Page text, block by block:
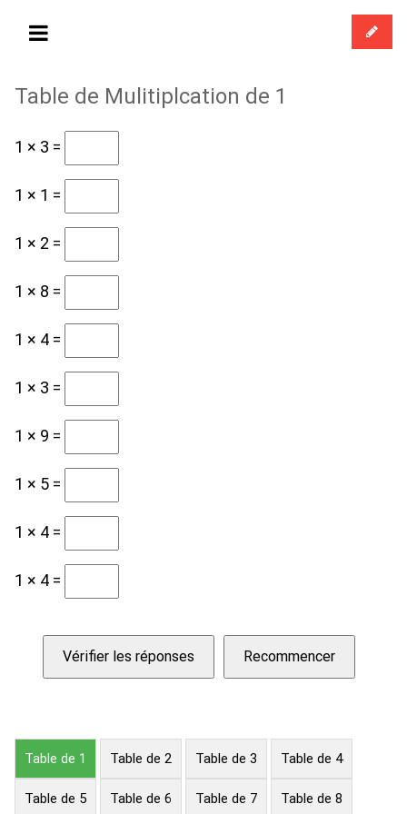
Table de Mulitiplcation de 1
1 × 3 =
1 × 1 =
1 × 2 =
1 × 8 =
1 × 4 =
1 × 3 =
1 × 9 =
1 × 5 =
1 × 4 =
1 × 4 =
Vérifier les réponses Recommencer
Table de 1 Table de 2 Table de 3 Table de 4
Table de 5 Table de 6 Table de 7 Table de 8